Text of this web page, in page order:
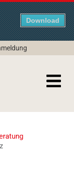
Download